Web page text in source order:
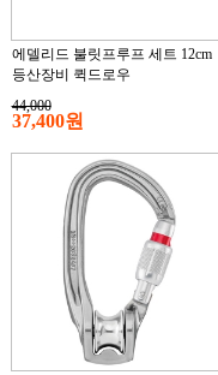
에델리드 불릿프루프 세트 12cm
등산장비 퀵드로우
44,000
37,400원